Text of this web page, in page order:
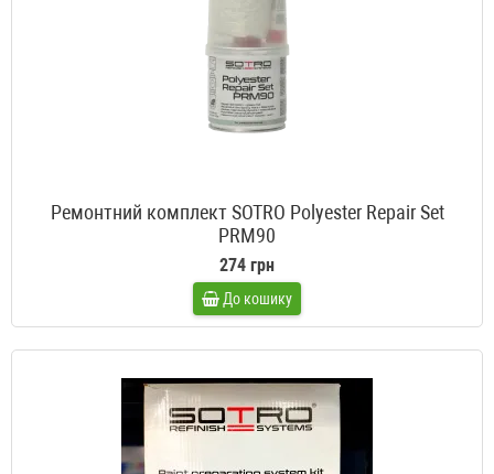
Ремонтний комплект SOTRO Polyester Repair Set
PRM90
274 грн
До кошику